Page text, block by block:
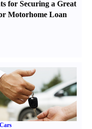
for Securing a Great
Motorhome Loan